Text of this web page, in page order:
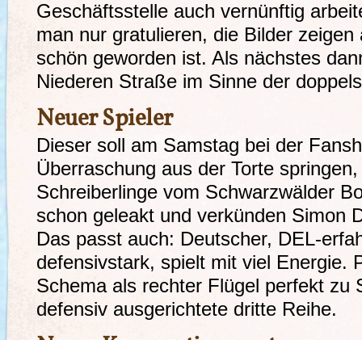
Geschäftsstelle auch vernünftig
man nur gratulieren, die Bilder
schön geworden ist. Als nächstes
Niederen Straße im Sinne der
Neuer Spieler
Dieser soll am Samstag bei der
Überraschung aus der Torte
Schreiberlinge vom Schwarzwälder
schon geleakt und verkünden Simon
Das passt auch: Deutscher, DEL-
defensivstark, spielt mit viel Energie.
Schema als rechter Flügel perfekt zu
defensiv ausgerichtete dritte Reihe.